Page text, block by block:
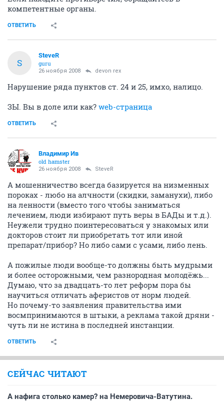
компетентные органы.
ОТВЕТИТЬ
S
SteveR
guru
26 ноября 2008 devon rex
Нарушение ряда пунктов ст. 24 и 25, имхо, налицо.
ЗЫ. Вы в доле или как? web-страница
ОТВЕТИТЬ
Владимир Ив
old hamster
26 ноября 2008 SteveR
А мошенничество всегда базируется на низменных
пороках - любо на алчности (скидки, заманухи), либо
на ленности (вместо того чтобы заниматься
лечением, люди избирают путь веры в БАДы и т.д.).
Неужели трудно поинтересоваться у знакомых или
докторов стоит ли приобретать тот или иной
препарат/прибор? Но либо сами с усами, либо лень.
А пожилые люди вообще-то должны быть мудрыми
и более осторожными, чем разнородная молодёжь...
Думаю, что за двадцать-то лет реформ пора бы
научиться отличать аферистов от норм людей.
Но почему-то заявления правительства ими
восмпринимаются в штыки, а реклама такой дряни -
чуть ли не истина в последней инстанции.
ОТВЕТИТЬ
СЕЙЧАС ЧИТАЮТ
А нафига столько камер? на Немеровича-Ватутина.